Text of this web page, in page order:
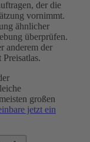
der die
vornimmt.
ähnlicher
überprüfen.
anderem der
großen
jetzt ein